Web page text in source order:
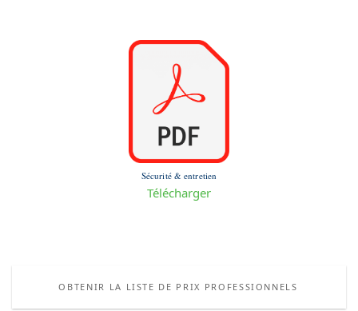
Sécurité & entretien
Télécharger
OBTENIR LA LISTE DE PRIX PROFESSIONNELS